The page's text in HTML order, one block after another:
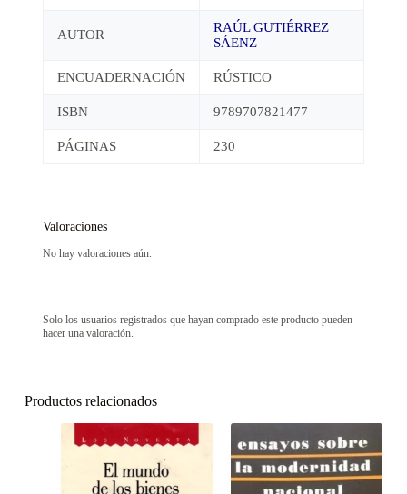
AUTOR
RAÚL GUTIÉRREZ
SÁENZ
ENCUADERNACIÓN RÚSTICO
ISBN 9789707821477
PÁGINAS 230
Valoraciones
No hay valoraciones aún.
Solo los usuarios registrados que hayan comprado este producto pueden
hacer una valoración.
Productos relacionados